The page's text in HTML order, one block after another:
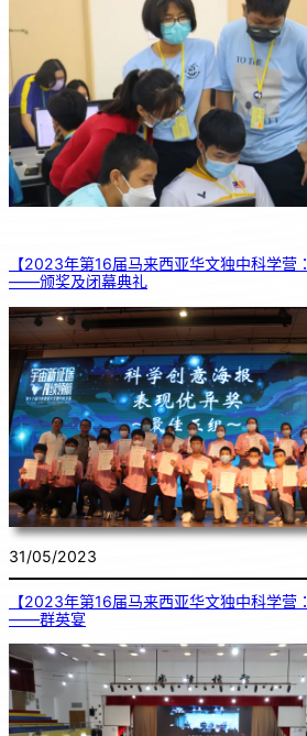
【2023年第16届马来西亚华文独中科学营
——颁奖及闭幕典礼
31/05/2023
【2023年第16届马来西亚华文独中科学营
——群英宴